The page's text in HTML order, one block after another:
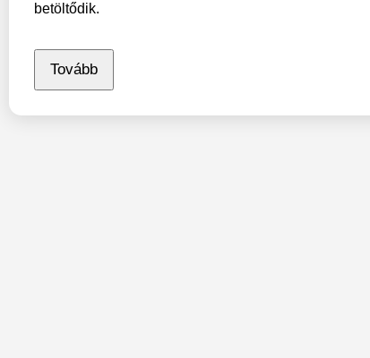
betöltődik.
Tovább